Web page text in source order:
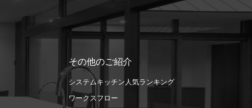
その他のご紹介
システムキッチン人気ランキング
ワークスフロー